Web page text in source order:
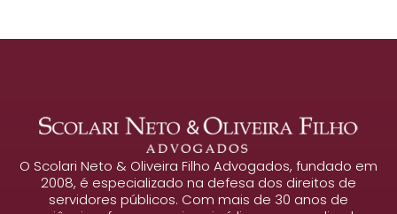
O Scolari Neto & Oliveira Filho Advogados, fundado em
2008, é especializado na defesa dos direitos de
servidores públicos. Com mais de 30 anos de